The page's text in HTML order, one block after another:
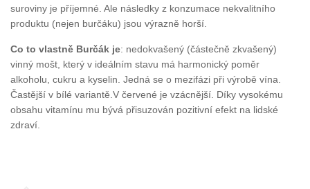
suroviny je příjemné. Ale následky z konzumace nekvalitního
produktu (nejen burčáku) jsou výrazně horší.
Co to vlastně Burčák je: nedokvašený (částečně zkvašený)
vinný mošt, který v ideálním stavu má harmonický poměr
alkoholu, cukru a kyselin. Jedná se o mezifázi při výrobě vína.
Častější v bílé variantě.V červené je vzácnější. Díky vysokému
obsahu vitamínu mu bývá přisuzován pozitivní efekt na lidské
zdraví.